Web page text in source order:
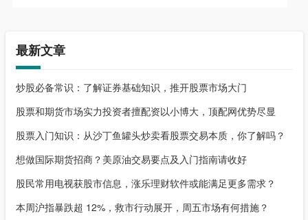
最新文章
炒股必备常识：了解证券基础知识，推开股票市场大门
股票和期货市场实力投资者擅配资以小博大，顶配网优势尽显
股票入门知识：从沙丁鱼罐头炒卖看股票交易本质，你了解吗？
想做国际期货招商？美原油交易要点及入门指南请收好
股民常用电视获股市信息，涨乐理财软件或能满足更多需求？
本周沪指暴跌超 12%，救市行动展开，周五市场有何措施？